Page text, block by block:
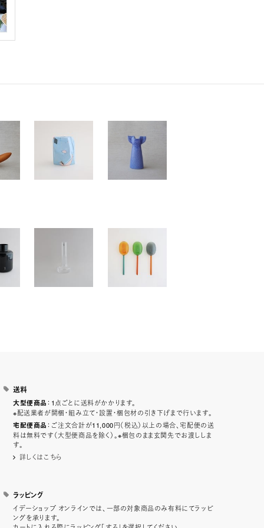
送料
大型便商品 ：1点ごとに送料がかかります。
※配送業者が開梱・組み立て・設置・梱包材の引き下げまで行います。
宅配便商品 ：ご注文合計が11,000円（税込）以上の場合、宅配便の送
料は無料です（大型便商品を除く）。※梱包のまま玄関先でお渡ししま
す。
詳しくはこちら
ラッピング
イデーショップ オンラインでは、一部の対象商品のみ有料にてラッピ
ングを承ります。